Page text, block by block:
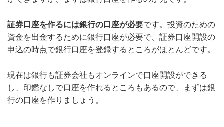
証券口座を作るには銀行の口座が必要です。投資のための
資金を出金するために銀行口座が必要で、証券口座開設の
申込の時点で銀行口座を登録するところがほとんどです。
現在は銀行も証券会社もオンラインで口座開設ができる
し、印鑑なしで口座を作れるところもあるので、まずは銀
行の口座を作りましょう。